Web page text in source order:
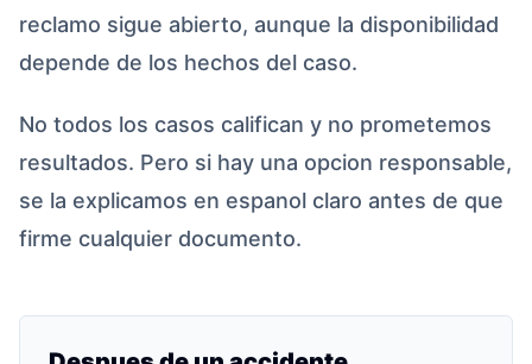
reclamo sigue abierto, aunque la disponibilidad
depende de los hechos del caso.
No todos los casos califican y no prometemos
resultados. Pero si hay una opcion responsable,
se la explicamos en espanol claro antes de que
firme cualquier documento.